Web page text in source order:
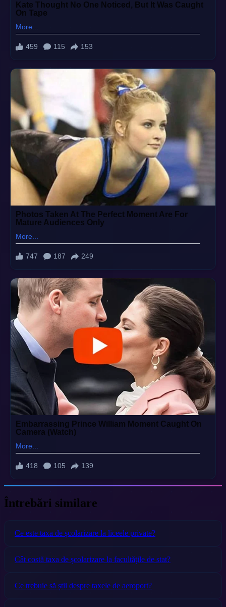
Întrebări similare
Ce este taxa de școlarizare la liceele private?
Cât costă taxa de școlarizare la facultățile de stat?
Ce trebuie să știi despre taxele de aeroport?